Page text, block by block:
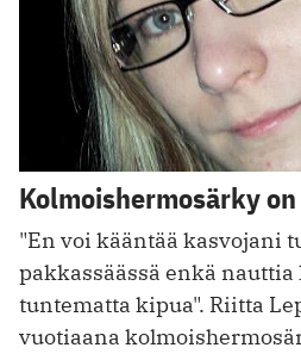
Kolmoishermosärky
"En voi kääntää kasvojani
pakkassäässä enkä
tuntematta kipua". Riitta
vuotiaana